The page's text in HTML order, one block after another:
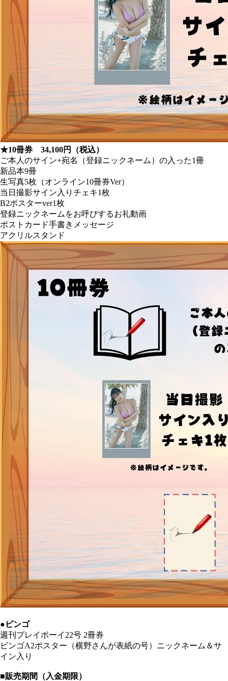
★10冊券 34,100円（税込）
ご本人のサイン+宛名（登録ニックネーム）の入った1冊
新品本9冊
生写真5枚（オンライン10冊券Ver）
当日撮影サイン入りチェキ1枚
B2ポスターver1枚
登録ニックネームをお呼びするお礼動画
ポストカード手書きメッセージ
アクリルスタンド
●ビンゴ
週刊プレイボーイ22号 2冊券
ビンゴA2ポスター（横野さんが表紙の号）ニックネーム＆サ
イン入り
■販売期間（入金期限）